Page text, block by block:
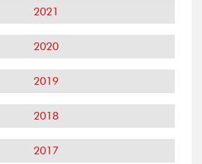
2021
2020
2019
2018
2017